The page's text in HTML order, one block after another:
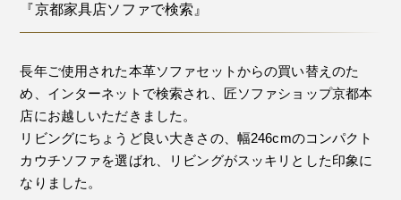
『京都家具店ソファで検索』
長年ご使用された本革ソファセットからの買い替えのた
め、インターネットで検索され、匠ソファショップ京都本
店にお越しいただきました。
リビングにちょうど良い大きさの、幅246cmのコンパクト
カウチソファを選ばれ、リビングがスッキリとした印象に
なりました。